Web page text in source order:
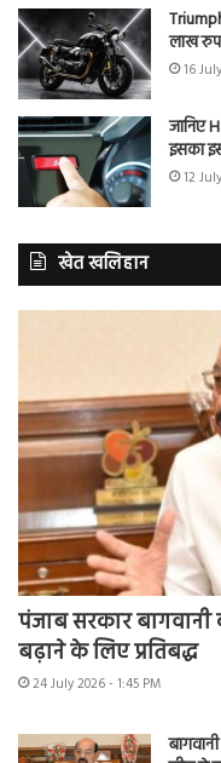
लाख
16
जानिए
इसका
12
खेत खलिहान
पंजाब सरकार
बढ़ाने के लिए प्रतिबद्ध
24 July 2026 - 1:45 PM